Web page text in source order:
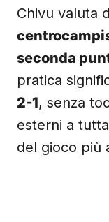
Chivu valuta
seconda
pratica
2-1, senza
esterni a
del gioco più